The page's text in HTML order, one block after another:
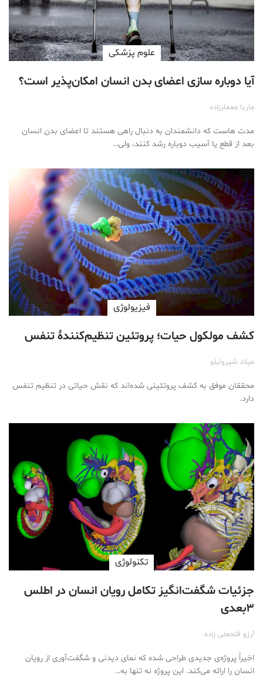
علوم پزشكی
آیا دوباره سازی اعضای بدن انسان امکان‌پذیر است؟
ماریا معمارزاده
مدت هاست که دانشمندان به دنبال راهی هستند تا اعضای بدن انسان
بعد از قطع یا آسیب دوباره رشد کنند، ولی…
فیزیولوژی
کشف مولکول حیات؛ پروتئین تنظیم‌کنندۀ تنفس
میلاد شیرولیلو
محققان موفق به کشف پروتئینی شده‌اند که نقش حیاتی در تنظیم تنفس
دارد.
تکنولوژی
جزئیات شگفت‌انگیز تکامل رویان انسان در اطلس
۳بعدی
آرزو فتحعلی زاده
اخیراً پروژه‌ی جدیدی طراحی شده که نمای دیدنی و شگفت‌آوری از رویان
انسان را ارائه می‌کند. این پروژه نه تنها به…